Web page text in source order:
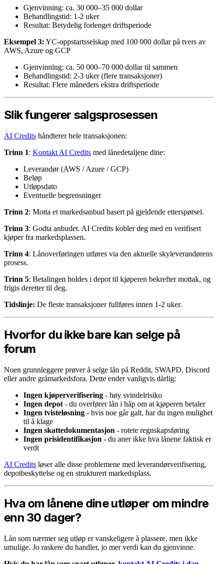
Gjenvinning: ca. 30 000–35 000 dollar
Behandlingstid: 1-2 uker
Resultat: Betydelig forlenget driftsperiode
Eksempel 3: YC-oppstartsselskap med 100 000 dollar på tvers av
AWS, Azure og GCP
Gjenvinning: ca. 50 000–70 000 dollar til sammen
Behandlingstid: 2-3 uker (flere transaksjoner)
Resultat: Flere måneders ekstra driftsperiode
Slik fungerer salgsprosessen
AI Credits håndterer hele transaksjonen:
Trinn 1: Kontakt AI Credits med lånedetaljene dine:
Leverandør (AWS / Azure / GCP)
Beløp
Utløpsdato
Eventuelle begrensninger
Trinn 2: Motta et markedsanbud basert på gjeldende etterspørsel.
Trinn 3: Godta anbudet. AI Credits kobler deg med en verifisert
kjøper fra markedsplassen.
Trinn 4: Lånoverføringen utføres via den aktuelle skyleverandørens
prosess.
Trinn 5: Betalingen holdes i depot til kjøperen bekrefter mottak, og
frigis deretter til deg.
Tidslinje: De fleste transaksjoner fullføres innen 1-2 uker.
Hvorfor du ikke bare kan selge på
forum
Noen grunnleggere prøver å selge lån på Reddit, SWAPD, Discord
eller andre gråmarkedsfora. Dette ender vanligvis dårlig:
Ingen kjøperverifisering - høy svindelrisiko
Ingen depot - du overfører lån i håp om at kjøperen betaler
Ingen tvisteløsning - hvis noe går galt, har du ingen mulighet
til å klage
Ingen skattedokumentasjon - rotete regnskapsføring
Ingen prisidentifikasjon - du aner ikke hva lånene faktisk er
verdt
AI Credits løser alle disse problemene med leverandørverifisering,
depotbeskyttelse og en strukturert markedsplass.
Hva om lånene dine utløper om mindre
enn 30 dager?
Lån som nærmer seg utløp er vanskeligere å plassere, men ikke
umulige. Jo raskere du handler, jo mer verdi kan du gjenvinne.